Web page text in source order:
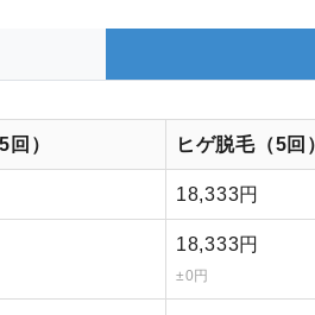
） ヒゲ脱毛（5回
18,333円
18,333円
±0円